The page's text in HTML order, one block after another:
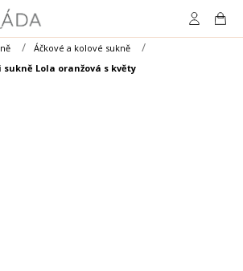
Áčkové a kolové sukně
sukně Lola oranžová s květy